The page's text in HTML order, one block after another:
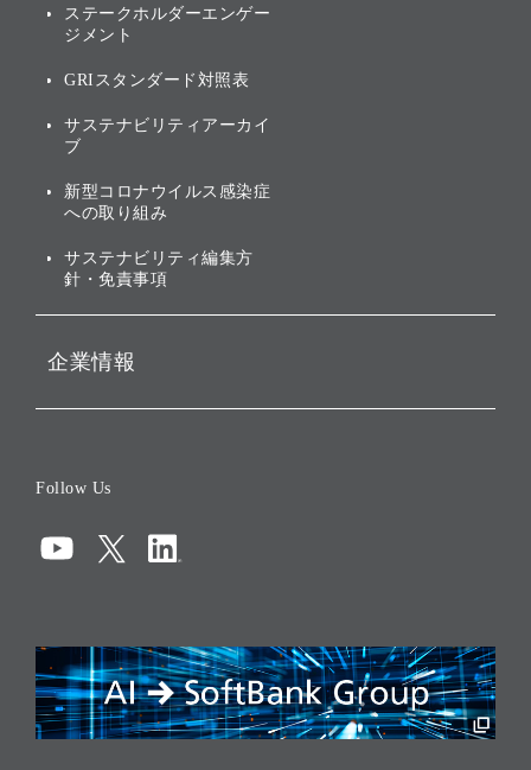
アニュアルレポート
株主・投資家情報（IR）に
サステナビリティの考え方
ガバナンス
投資先のサステナビリティ
ステークホルダーエンゲー
ジメント
GRIスタンダード対照表
サステナビリティアーカイ
ブ
新型コロナウイルス感染症
への取り組み
サステナビリティ編集方
針・免責事項
企業情報
コンプライアンス
リスクマネジメント
税務に対する取り組み
採用情報
Follow Us